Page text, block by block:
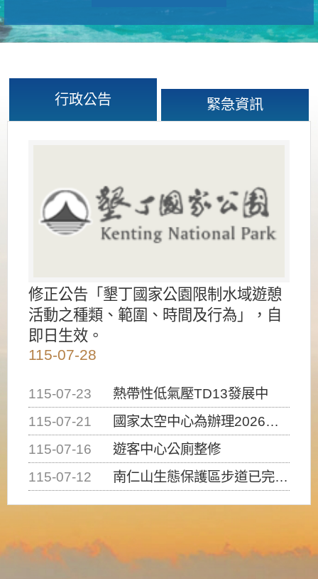
行政公告 緊急資訊
修正公告「墾丁國家公園限制水域遊憩
活動之種類、範圍、時間及行為」，自
即日生效。
115-07-28
115-07-23
熱帶性低氣壓TD13發展中
115-07-21
國家太空中心為辦理2026台灣盃火箭競賽，陸、海、空域警戒及協調相關事宜，因颱風備案事宜
115-07-16
遊客中心公廁整修
115-07-12
南仁山生態保護區步道已完成修復，自115年7月13日（星期一）起恢復開放入園，歡迎民眾依規定申請入園....